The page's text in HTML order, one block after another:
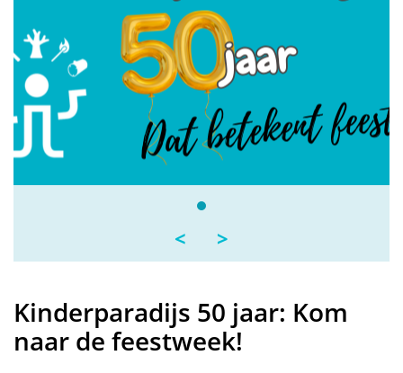
< >
Kinderparadijs 50 jaar: Kom
naar de feestweek!